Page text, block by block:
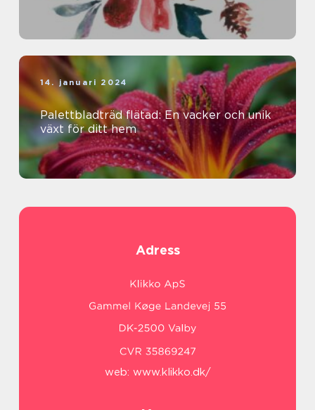
14. januari 2024
Palettbladträd flätad: En vacker och unik
växt för ditt hem
Adress
web: www.klikko.dk/